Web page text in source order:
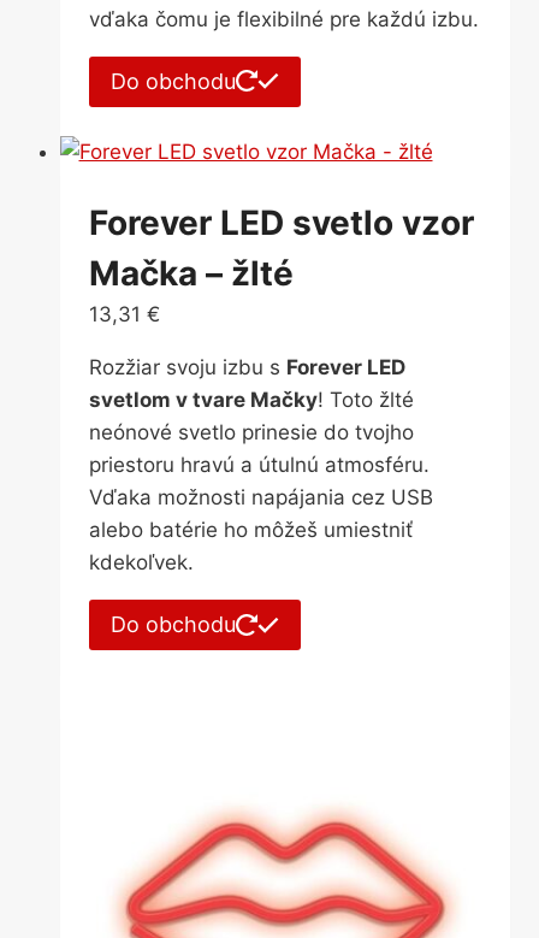
vďaka čomu je flexibilné pre každú izbu.
Do obchodu
Forever LED svetlo vzor
Mačka – žlté
13,31 €
Rozžiar svoju izbu s Forever LED
svetlom v tvare Mačky! Toto žlté
neónové svetlo prinesie do tvojho
priestoru hravú a útulnú atmosféru.
Vďaka možnosti napájania cez USB
alebo batérie ho môžeš umiestniť
kdekoľvek.
Do obchodu